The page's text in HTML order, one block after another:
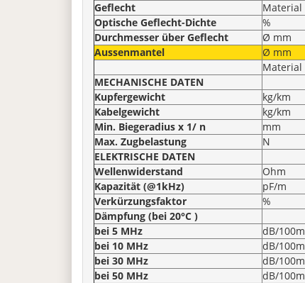
Geflecht
Material
Optische Geflecht-Dichte
%
Durchmesser über Geflecht
Ø mm
Aussenmantel
Ø mm
Material
MECHANISCHE DATEN
Kupfergewicht
kg/km
Kabelgewicht
kg/km
Min. Biegeradius x 1/ n
mm
Max. Zugbelastung
N
ELEKTRISCHE DATEN
Wellenwiderstand
Ohm
Kapazität (@1kHz)
pF/m
Verkürzungsfaktor
%
Dämpfung (bei 20°C )
bei 5 MHz
dB/100m
bei 10 MHz
dB/100m
bei 30 MHz
dB/100m
bei 50 MHz
dB/100m